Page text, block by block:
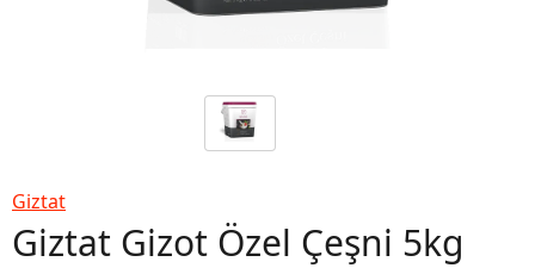
Giztat
Giztat Gizot Özel Çeşni 5kg